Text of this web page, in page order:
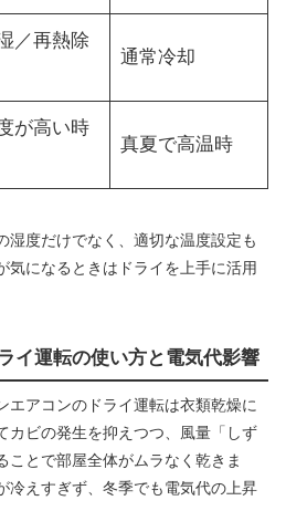
／再熱除
通常冷却
が高い時
真夏で高温時
湿度だけでなく、適切な温度設定も
気になるときはドライを上手に活用
イ運転の使い方と電気代影響
エアコンのドライ運転は衣類乾燥に
カビの発生を抑えつつ、風量「しず
ことで部屋全体がムラなく乾きま
冷えすぎず、冬季でも電気代の上昇